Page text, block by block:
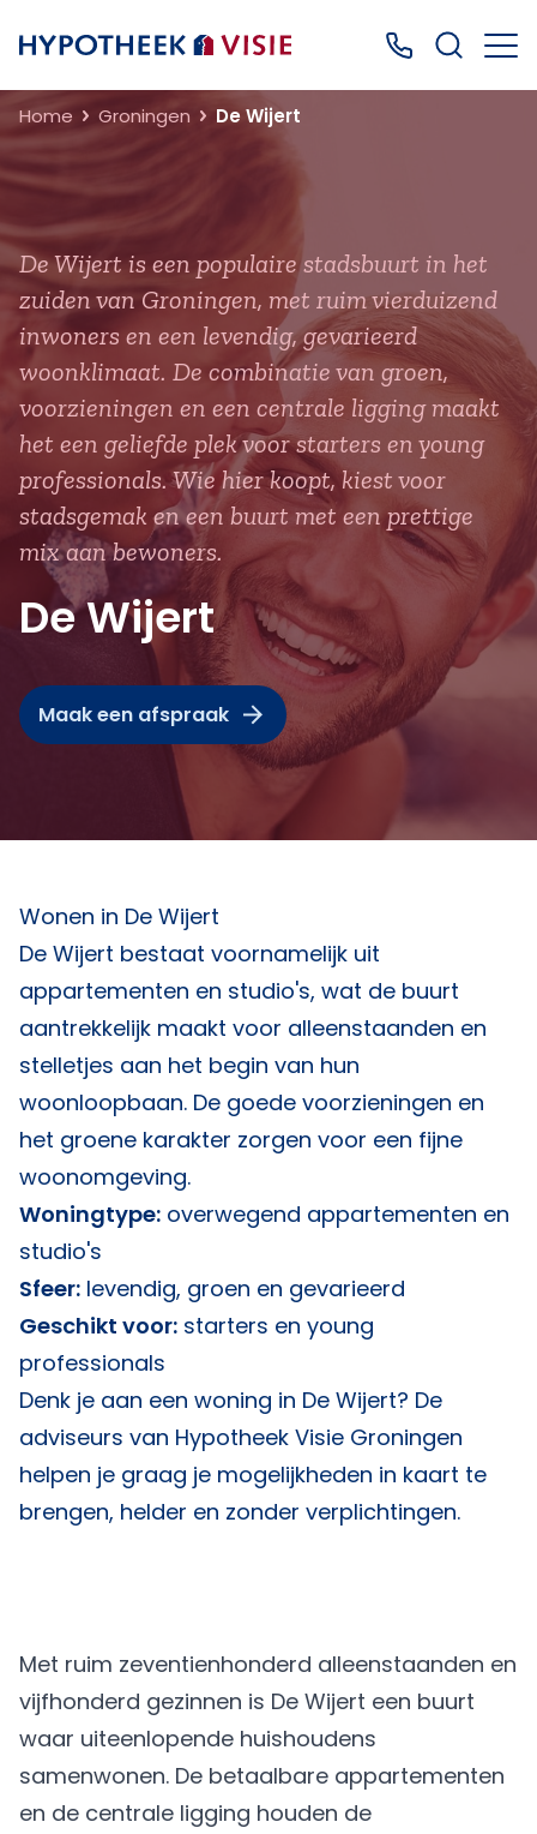
Terug naar home Bel ons: 0499
Home Groningen De Wijert
De Wijert is een populaire stadsbuurt in het
zuiden van Groningen, met ruim vierduizend
inwoners en een levendig, gevarieerd
woonklimaat. De combinatie van groen,
voorzieningen en een centrale ligging maakt
het een geliefde plek voor starters en young
professionals. Wie hier koopt, kiest voor
stadsgemak en een buurt met een prettige
mix aan bewoners.
De Wijert
Maak een afspraak
Wonen in De Wijert
De Wijert bestaat voornamelijk uit
appartementen en studio's, wat de buurt
aantrekkelijk maakt voor alleenstaanden en
stelletjes aan het begin van hun
woonloopbaan. De goede voorzieningen en
het groene karakter zorgen voor een fijne
woonomgeving.
Woningtype: overwegend appartementen en
studio's
Sfeer: levendig, groen en gevarieerd
Geschikt voor: starters en young
professionals
Denk je aan een woning in De Wijert? De
adviseurs van Hypotheek Visie Groningen
helpen je graag je mogelijkheden in kaart te
brengen, helder en zonder verplichtingen.
Met ruim zeventienhonderd alleenstaanden en
vijfhonderd gezinnen is De Wijert een buurt
waar uiteenlopende huishoudens
samenwonen. De betaalbare appartementen
en de centrale ligging houden de